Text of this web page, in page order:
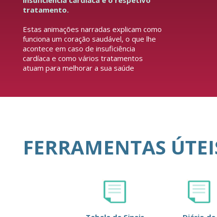
tratamento.
Estas animações narradas explicam como
funciona um coração saudável, o que lhe
acontece em caso de insuficiência
cardíaca e como vários tratamentos
atuam para melhorar a sua saúde
FERRAMENTAS